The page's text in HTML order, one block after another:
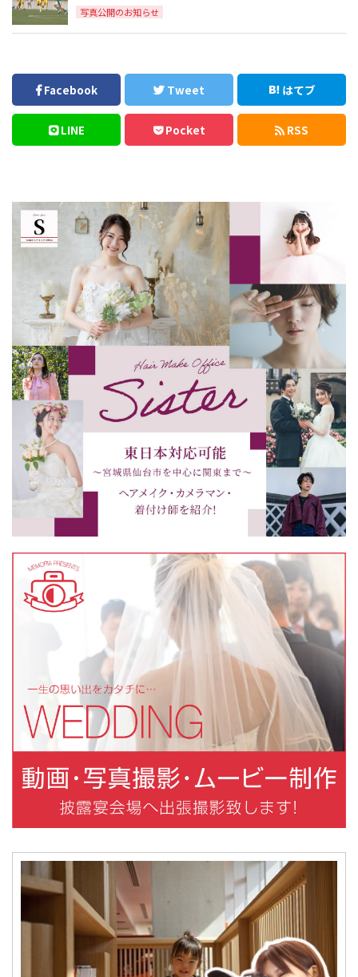
Facebook Tweet はてブ
LINE Pocket RSS
写真公開のお知らせ